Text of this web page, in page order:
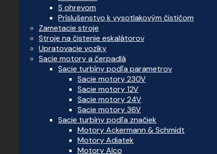
S ohrevom
Príslušenstvo k vysotlakovým čističom
Zametacie stroje
Stroje na čistenie eskalátorov
Upratovacie vozíky
Sacie motory a čerpadlá
Sacie turbíny podľa parametrov
Sacie motory 230V
Sacie motory 12V
Sacie motory 24V
Sacie motory 36V
Sacie turbíny podľa značiek
Motory Ackermann & Schmidt
Motory Adiatek
Motory Alco